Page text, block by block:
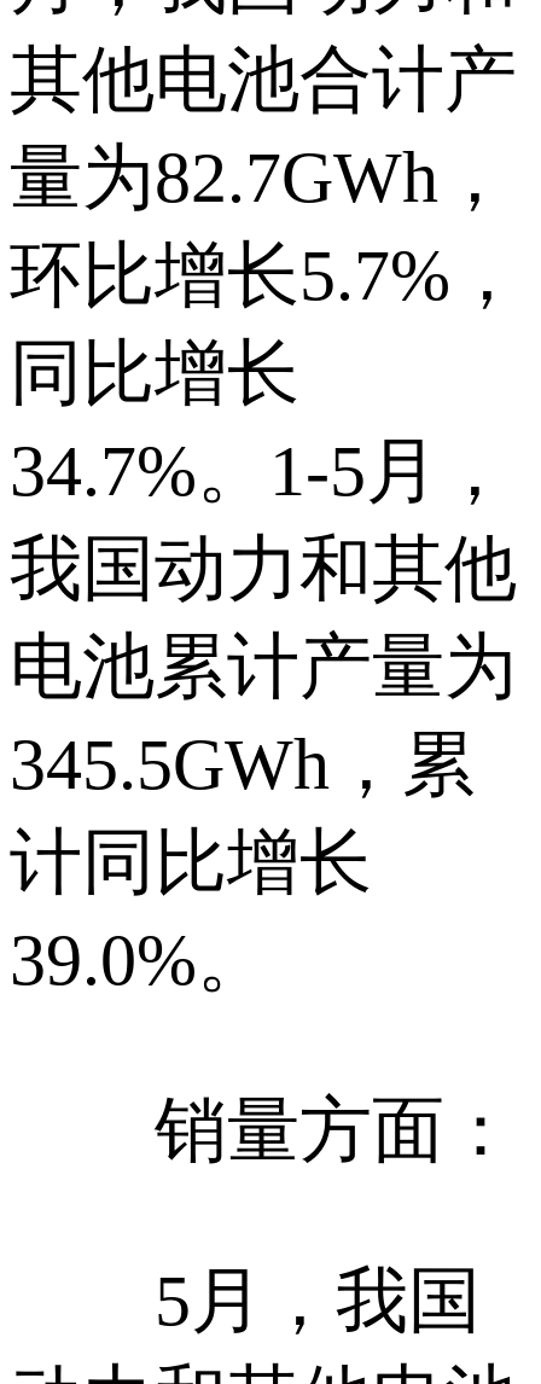
其他电池合计产
量为82.7GWh，
环比增长5.7%，
同比增长
34.7%。1-5月，
我国动力和其他
电池累计产量为
345.5GWh，累
计同比增长
39.0%。
销量方面：
5月，我国